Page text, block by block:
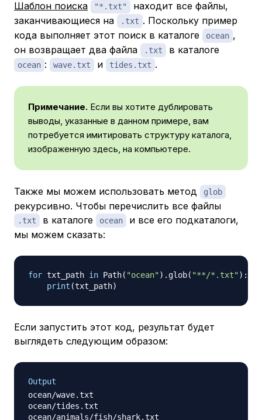
Шаблон поиска "*.txt"
находит все файлы,
заканчивающиеся на
.txt . Поскольку пример
кода выполняет этот поиск в каталоге
ocean ,
он возвращает два файла
.txt в каталоге
ocean : wave.txt и tides.txt .
Примечание. Если вы хотите дублировать
выводы, указанные в данном примере, вам
потребуется имитировать структуру каталога,
изображенную здесь, на компьютере.
Также мы можем использовать метод glob
рекурсивно. Чтобы перечислить все файлы
.txt в каталоге ocean
и все его подкаталоги,
мы можем сказать:
for txt_path in Path( "ocean") . glob( "**/*.txt") :
print (txt_path)
Если запустить этот код, результат будет
выглядеть следующим образом:
Output
ocean/wave.txt
ocean/tides.txt